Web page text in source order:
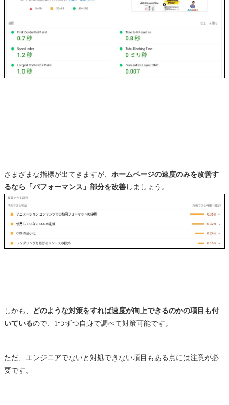
さまざまな指標が出てきますが、 ホームページの速度のみを改善す
るなら「パフォーマンス」部分を改善しましょう。
しかも、
どのような対策をすれば速度が向上できるのかの項目も付
いているので、1つずつ自身で調べて対策可能です。
ただ、エンジニアでないと対処できない項目もある点には注意が必
要です。